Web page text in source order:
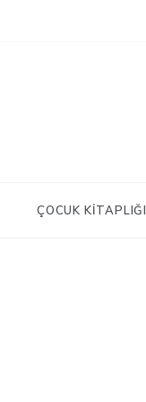
ÇOCUK KITAPLIĞI